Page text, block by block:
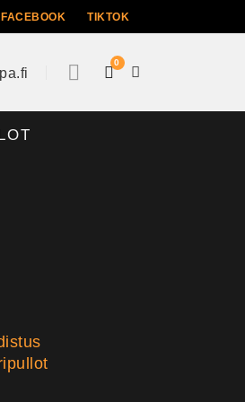
FACEBOOK TIKTOK
0